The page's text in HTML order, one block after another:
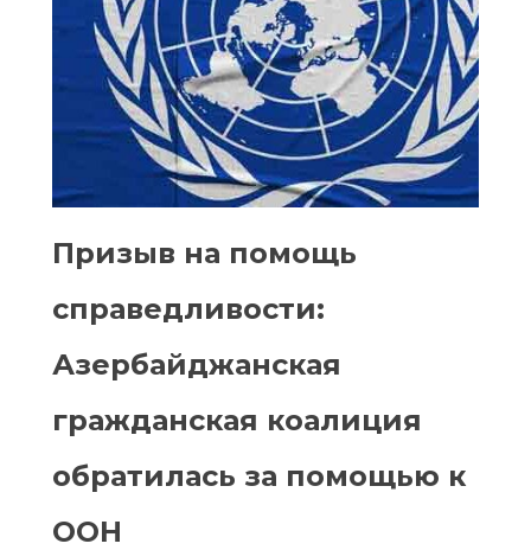
Призыв на помощь
справедливости:
Азербайджанская
гражданская коалиция
обратилась за помощью к
ООН